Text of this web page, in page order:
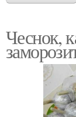
Чеснок,